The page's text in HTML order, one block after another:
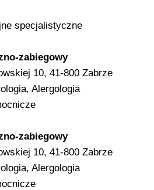
specjalistyczne
zabiegowy
10, 41-800 Zabrze
Alergologia
zabiegowy
10, 41-800 Zabrze
Alergologia